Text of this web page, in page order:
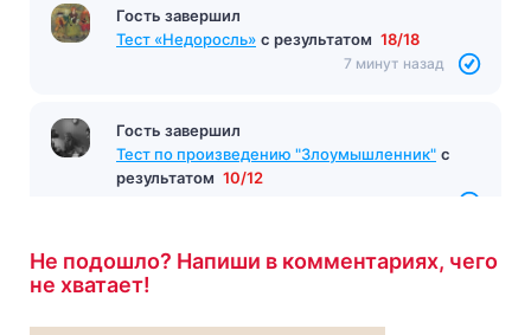
Гость завершил
Тест «Недоросль» с результатом 18/18
7 минут назад
Гость завершил
Тест по произведению "Злоумышленник" с
результатом 10/12
Не подошло? Напиши в комментариях, чего
не хватает!